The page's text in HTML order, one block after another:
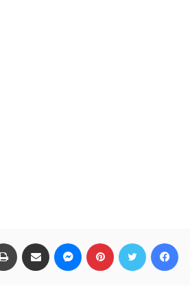
فيسبوك تويتر بينتيريست ماسنجر مشاركة عبر البريد